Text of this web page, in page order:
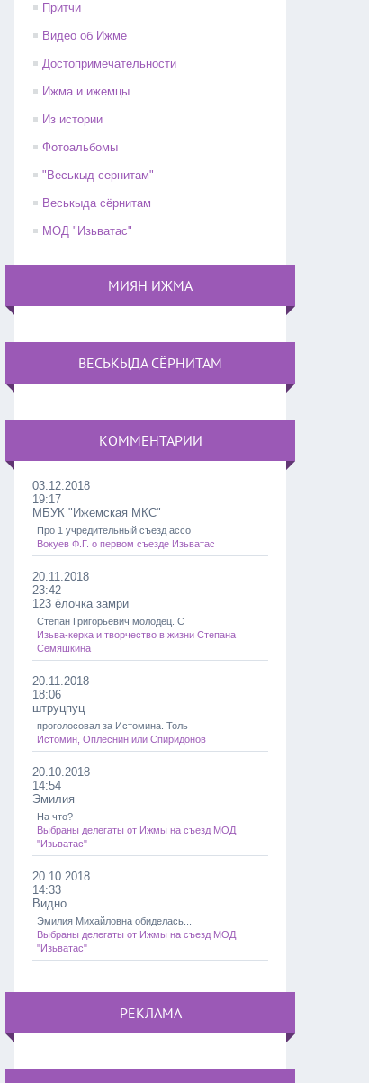
Притчи
Видео об Ижме
Достопримечательности
Ижма и ижемцы
Из истории
Фотоальбомы
"Веськыд сернитам"
Веськыда сёрнитам
МОД "Изьватас"
МИЯН ИЖМА
ВЕСЬКЫДА СЁРНИТАМ
КОММЕНТАРИИ
03.12.2018
19:17
МБУК "Ижемская МКС"
Про 1 учредительный съезд ассо
Вокуев Ф.Г. о первом съезде Изьватас
20.11.2018
23:42
123 ёлочка замри
Степан Григорьевич молодец. С
Изьва-керка и творчество в жизни Степана
Семяшкина
20.11.2018
18:06
штруцпуц
проголосовал за Истомина. Толь
Истомин, Оплеснин или Спиридонов
20.10.2018
14:54
Эмилия
На что?
Выбраны делегаты от Ижмы на съезд МОД
"Изьватас"
20.10.2018
14:33
Видно
Эмилия Михайловна обиделась...
Выбраны делегаты от Ижмы на съезд МОД
"Изьватас"
РЕКЛАМА